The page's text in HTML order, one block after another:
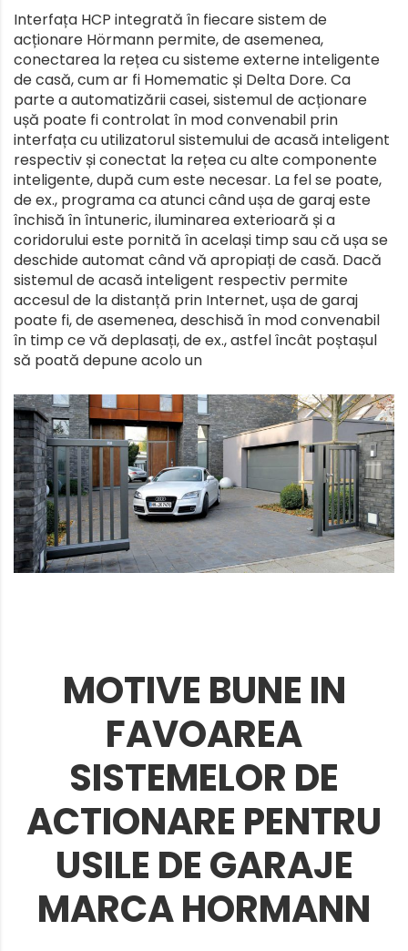
Interfața HCP integrată în fiecare sistem de
acționare Hörmann permite, de asemenea,
conectarea la rețea cu sisteme externe inteligente
de casă, cum ar fi Homematic și Delta Dore. Ca
parte a automatizării casei, sistemul de acționare
ușă poate fi controlat în mod convenabil prin
interfața cu utilizatorul sistemului de acasă inteligent
respectiv și conectat la rețea cu alte componente
inteligente, după cum este necesar. La fel se poate,
de ex., programa ca atunci când ușa de garaj este
închisă în întuneric, iluminarea exterioară și a
coridorului este pornită în același timp sau că ușa se
deschide automat când vă apropiați de casă. Dacă
sistemul de acasă inteligent respectiv permite
accesul de la distanță prin Internet, ușa de garaj
poate fi, de asemenea, deschisă în mod convenabil
în timp ce vă deplasați, de ex., astfel încât poștașul
să poată depune acolo un
MOTIVE BUNE IN
FAVOAREA
SISTEMELOR DE
ACTIONARE PENTRU
USILE DE GARAJE
MARCA HORMANN